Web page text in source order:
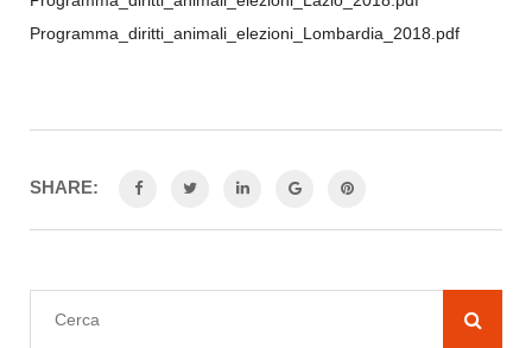
Programma_diritti_animali_elezioni_Lombardia_2018.pdf
SHARE: